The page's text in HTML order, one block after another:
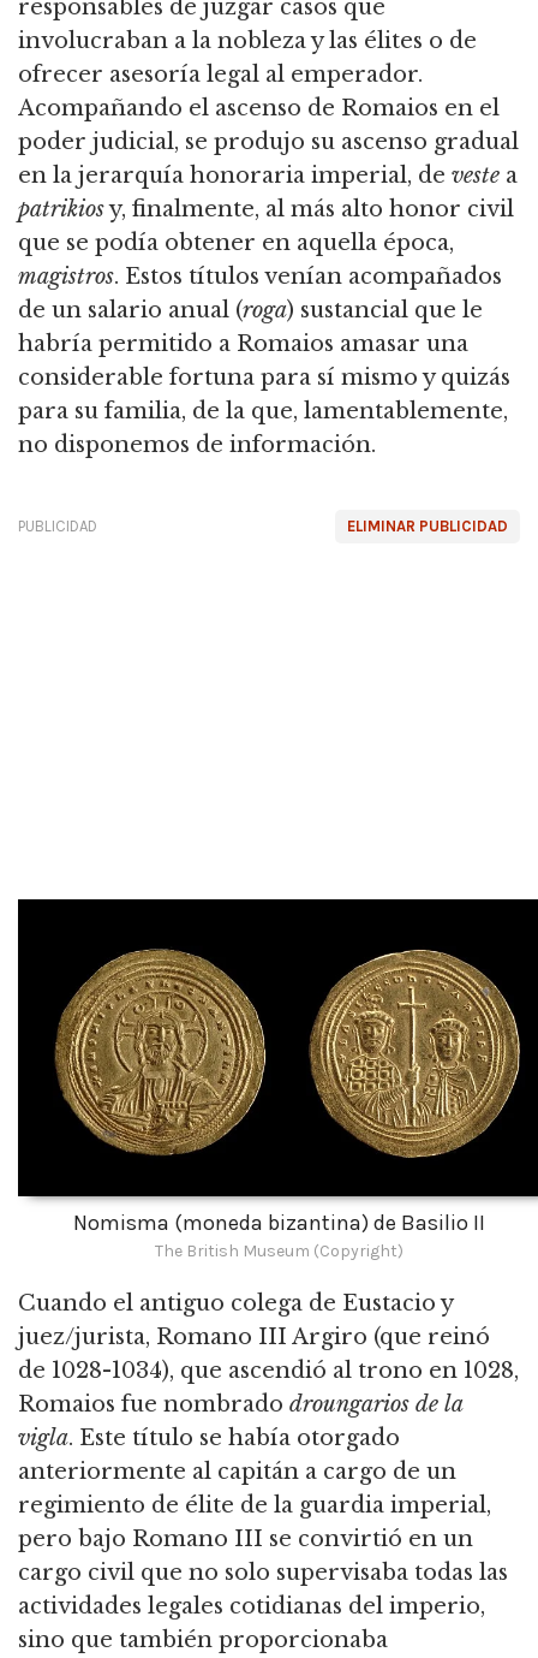
responsables de juzgar casos que
involucraban a la nobleza y las élites o de
ofrecer asesoría legal al emperador.
Acompañando el ascenso de Romaios en el
poder judicial, se produjo su ascenso gradual
en la jerarquía honoraria imperial, de veste a
patrikiosy, finalmente, al más alto honor civil
que se podía obtener en aquella época,
magistros. Estos títulos venían acompañados
de un salario anual (roga) sustancial que le
habría permitido a Romaios amasar una
considerable fortuna para sí mismo y quizás
para su familia, de la que, lamentablemente,
no disponemos de información.
ELIMINAR PUBLICIDAD
PUBLICIDAD
Nomisma (moneda bizantina) de Basilio II
The British Museum (Copyright)
Cuando el antiguo colega de Eustacio y
juez/jurista, Romano III Argiro (que reinó
de 1028-1034), que ascendió al trono en 1028,
Romaios fue nombrado droungarios de la
vigla. Este título se había otorgado
anteriormente al capitán a cargo de un
regimiento de élite de la guardia imperial,
pero bajo Romano III se convirtió en un
cargo civil que no solo supervisaba todas las
actividades legales cotidianas del imperio,
sino que también proporcionaba